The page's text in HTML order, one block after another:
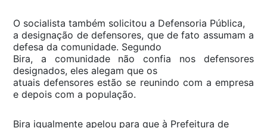
O socialista também solicitou a Defensoria Pública,
a designação de defensores, que de fato assumam a
defesa da comunidade. Segundo
Bira, a comunidade não confia nos defensores
designados, eles alegam que os
atuais defensores estão se reunindo com a empresa
e depois com a população.
Bira igualmente apelou para que à Prefeitura de